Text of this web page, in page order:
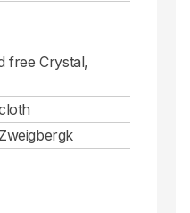
free Crystal,